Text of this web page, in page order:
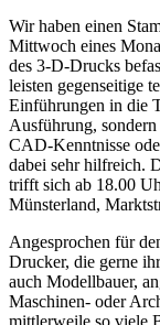
Wir haben einen
Mittwoch eines
des 3-D-Drucks
leisten gegenseitige
Einführungen in die
Ausführung,
CAD-Kenntnisse
dabei sehr hilfreich.
trifft sich ab 18.00
Münsterland,
Angesprochen für
Drucker, die gerne
auch Modellbauer,
Maschinen- oder